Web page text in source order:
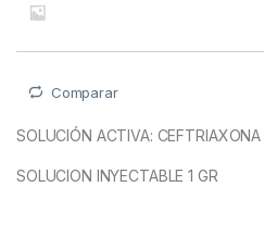
Comparar
SOLUCIÓN ACTIVA: CEFTRIAXONA
SOLUCION INYECTABLE 1 GR